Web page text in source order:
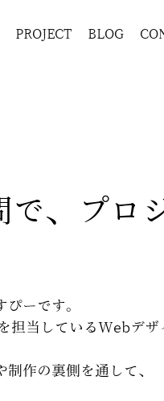
PROJECT BLOG
で、プロ
ーです。
当しているWebデザ
作の裏側を通して、